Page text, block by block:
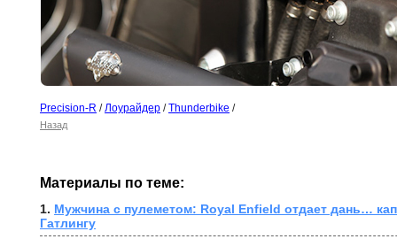
Precision-R /Лоурайдер /Thunderbike /
Назад
Материалы по теме:
1. Мужчина с пулеметом: Royal Enfield отдает дань…
Гатлингу